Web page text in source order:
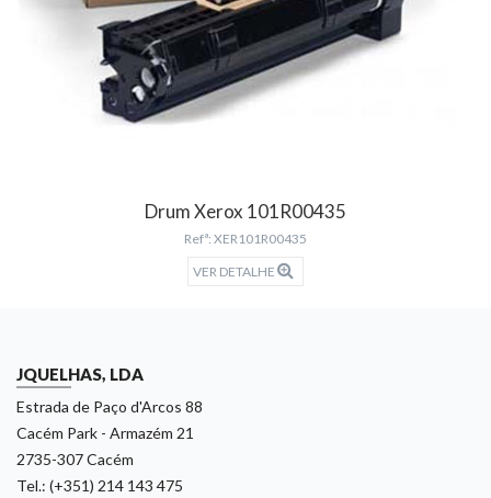
Drum Xerox 101R00435
Refª: XER101R00435
VER DETALHE
JQUELHAS, LDA
Estrada de Paço d'Arcos 88
Cacém Park - Armazém 21
2735-307 Cacém
Tel.: (+351) 214 143 475